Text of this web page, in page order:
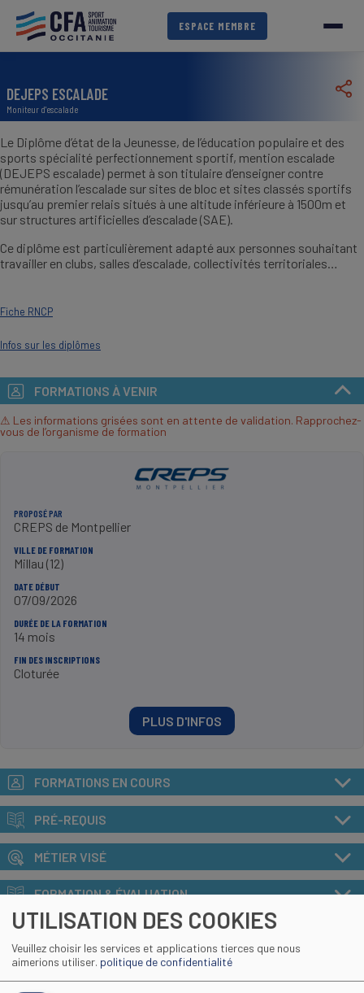
contenu
principal
ESPACE MEMBRE
DEJEPS ESCALADE
Moniteur d'escalade
Le Diplôme d’état de la Jeunesse, de l’éducation populaire et des
sports spécialité perfectionnement sportif, mention escalade
(DEJEPS escalade) permet à son titulaire d’enseigner contre
rémunération l’escalade sur sites de bloc et sites classés sportifs
jusqu’au premier relais situés à une altitude inférieure à 1500m et
sur structures artificielles d’escalade (SAE).
Ce diplôme est particulièrement adapté aux personnes souhaitant
travailler en clubs, salles d’escalade, collectivités territoriales…
Fiche RNCP
Infos sur les diplômes
FORMATIONS À VENIR
⚠ Les informations grisées sont en attente de validation. Rapprochez-
vous de l’organisme de formation
PROPOSÉ PAR
CREPS de Montpellier
VILLE DE FORMATION
Millau (12)
DATE DÉBUT
07/09/2026
DURÉE DE LA FORMATION
14 mois
FIN DES INSCRIPTIONS
Cloturée
PLUS D'INFOS
FORMATIONS EN COURS
PRÉ-REQUIS
MÉTIER VISÉ
FORMATION & ÉVALUATION
MÉTHODE DE CERTIFICATION
SUITE ET DÉBOUCHÉS
UTILISATION DES COOKIES
Veuillez choisir les services et applications tierces que nous
aimerions utiliser. politique de confidentialité